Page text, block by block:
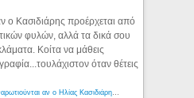
ο Κασιδιάρης προέρχεται από
φυλών, αλλά τα δικά σου
Κοίτα να μάθεις
όταν θέτεις